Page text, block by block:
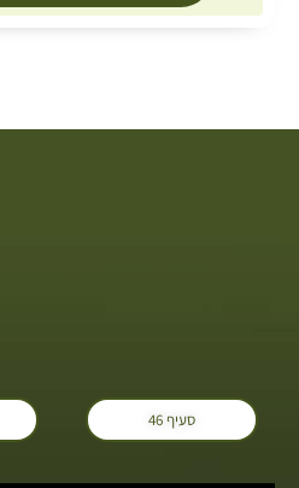
סעיף 46